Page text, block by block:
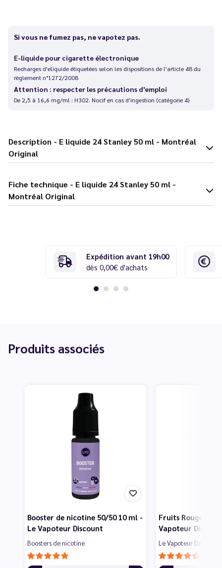
Si vous ne fumez pas, ne vapotez pas.
E-liquide pour cigarette électronique
Recharges d'eliquide étiquetées selon les dispositions de l'article 48 du
règlement n°1272/2008
Attention : respecter les précautions d'emploi
De 2,5 à 16,6 mg/ml : H302. Nocif en cas d'ingestion (catégorie 4)
Description - E liquide 24 Stanley 50 ml - Montréal
Original
Fiche technique - E liquide 24 Stanley 50 ml -
Montréal Original
Expédition avant 19h00
dès 0,00€ d'achats
Produits associés
Booster de nicotine 50/50 10 ml -
Le Vapoteur Discount
Boosters de nicotine
Fruits Rouges 50
Vapoteur
Le Vapoteur Discount